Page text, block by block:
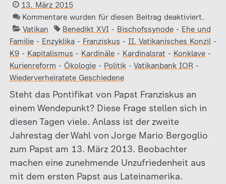
13. März 2015
Kommentare wurden für diesen Beitrag deaktiviert.
Vatikan
Benedikt XVI - Bischofssynode- Ehe und
Familie- Enzyklika- Franziskus - II. Vatikanisches Konzil-
K9- Kapitalismus - Kardinäle- Kardinalsrat - Konklave-
Kurienreform - Ökologie- Politik- Vatikanbank IOR -
Wiederverheiratete Geschiedene
Steht das Pontifikat von Papst Franziskus an
einem Wendepunkt? Diese Frage stellen sich in
diesen Tagen viele. Anlass ist der zweite
Jahrestag der Wahl von Jorge Mario Bergoglio
zum Papst am 13. März 2013. Beobachter
machen eine zunehmende Unzufriedenheit aus
mit dem ersten Papst aus Lateinamerika.